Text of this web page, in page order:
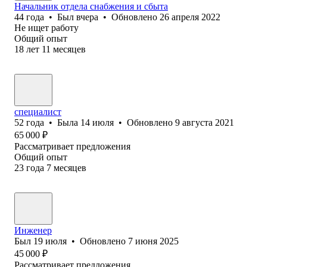
Начальник отдела снабжения и сбыта
44 года • Был вчера • Обновлено 26 апреля 2022
Не ищет работу
Общий опыт
18 лет 11 месяцев
специалист
52 года • Была 14 июля • Обновлено 9 августа 2021
65 000 ₽
Рассматривает предложения
Общий опыт
23 года 7 месяцев
Инженер
Был 19 июля • Обновлено 7 июня 2025
45 000 ₽
Рассматривает предложения